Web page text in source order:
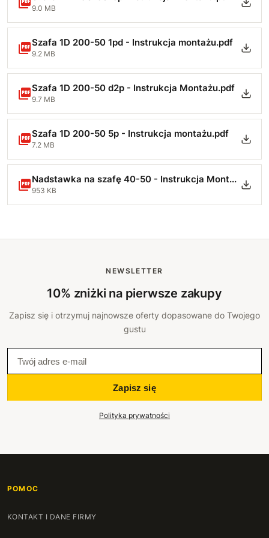
9.0 MB
Szafa 1D 200-50 1pd - Instrukcja montażu.pdf
9.2 MB
Szafa 1D 200-50 d2p - Instrukcja Montażu.pdf
9.7 MB
Szafa 1D 200-50 5p - Instrukcja montażu.pdf
7.2 MB
Nadstawka na szafę 40-50 - Instrukcja Montażu-min.pdf
953 KB
NEWSLETTER
10% zniżki na pierwsze zakupy
Zapisz się i otrzymuj najnowsze oferty dopasowane do Twojego
gustu
Zapisz się
Polityka prywatności
POMOC
KONTAKT I DANE FIRMY